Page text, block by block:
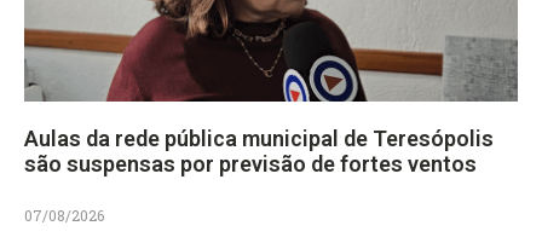
Aulas da rede pública municipal de Teresópolis
são suspensas por previsão de fortes ventos
07/08/2026